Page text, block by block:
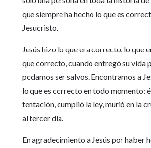
que siempre ha hecho lo que es
Jesucristo.
Jesús hizo lo que era correcto, lo que
que correcto, cuando entregó su vida
podamos ser salvos. Encontramos a
lo que es correcto en todo momento:
tentación, cumplió la ley, murió en la
al tercer día.
En agradecimiento a Jesús por haber